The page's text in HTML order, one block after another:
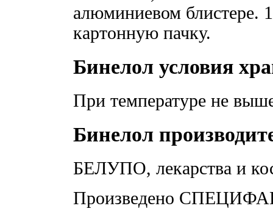
алюминиевом блистере.
картонную пачку.
Бинелол условия
При температуре не
Бинелол
БЕЛУПО, лекарства и
Произведено